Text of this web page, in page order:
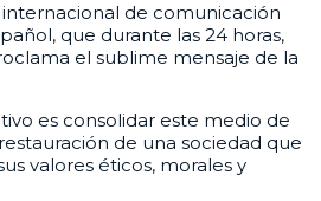
de comunicación
que durante las 24 horas,
el sublime mensaje de la
es consolidar este medio de
de una sociedad que
valores éticos, morales y